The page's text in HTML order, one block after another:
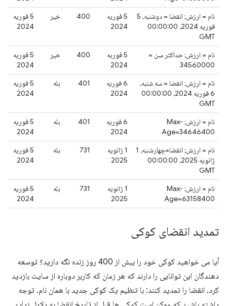
نام = ارزش; انقضا = دوشنبه، 5
فوریه 2024، 00:00:00
GMT
5 فوریه
2024
400 خیر
5 فوریه
2024
نام = ارزش; حداکثر سن =
34560000
5 فوریه
2024
400 خیر
5 فوریه
2024
نام = ارزش; انقضا = سه شنبه،
6 فوریه 2024، 00:00:00
GMT
6 فوریه
2024
401 بله
5 فوریه
2024
نام = ارزش; Max-
Age=34646400
6 فوریه
2024
401 بله
5 فوریه
2024
نام = ارزش; انقضا=چهارشنبه، 1
ژانویه 2025، 00:00:00
GMT
1 ژانویه
2025
731 بله
5 فوریه
2024
نام = ارزش; Max-
Age=63158400
1 ژانویه
2025
731 بله
5 فوریه
2024
تمدید انقضای کوکی
آیا می خواهید کوکی خود را بیش از 400 روز زنده نگه دارید؟ توسعه
دهندگان این توانایی را دارند که هر زمان که کاربر دوباره از سایت بازدید
کرد، انقضا را تمدید کنند: با تنظیم یک کوکی جدید با همان نام. توجه